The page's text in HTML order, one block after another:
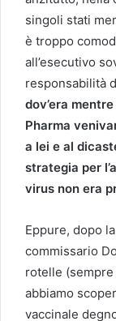
singoli stati
è troppo
all’esecutivo
responsabilità
dov’era
Pharma
a lei e al
strategia per
virus non era
Eppure, dopo
commissario
rotelle
abbiamo
vaccinale